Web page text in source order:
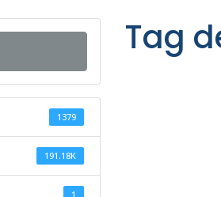
1379
191.18K
1
Tag